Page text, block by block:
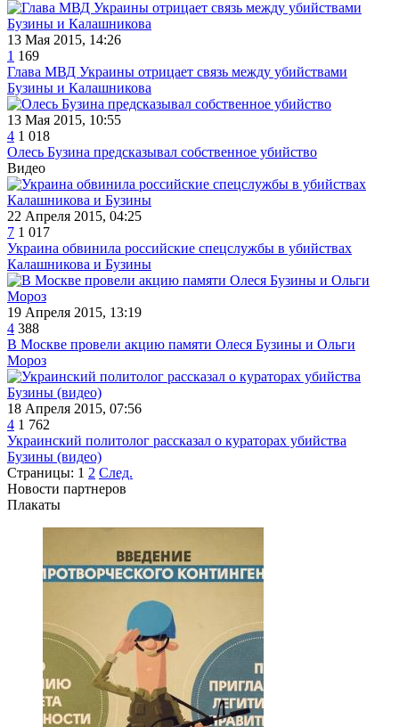
13 Мая 2015, 14:26
1 169
Глава МВД Украины отрицает связь между убийствами
Бузины и Калашникова
13 Мая 2015, 10:55
4 1 018
Олесь Бузина предсказывал собственное убийство
Видео
22 Апреля 2015, 04:25
7 1 017
Украина обвинила российские спецслужбы в убийствах
Калашникова и Бузины
19 Апреля 2015, 13:19
4 388
В Москве провели акцию памяти Олеся Бузины и Ольги
Мороз
18 Апреля 2015, 07:56
4 1 762
Украинский политолог рассказал о кураторах убийства
Бузины (видео)
Страницы: 1 2 След.
Новости партнеров
Плакаты